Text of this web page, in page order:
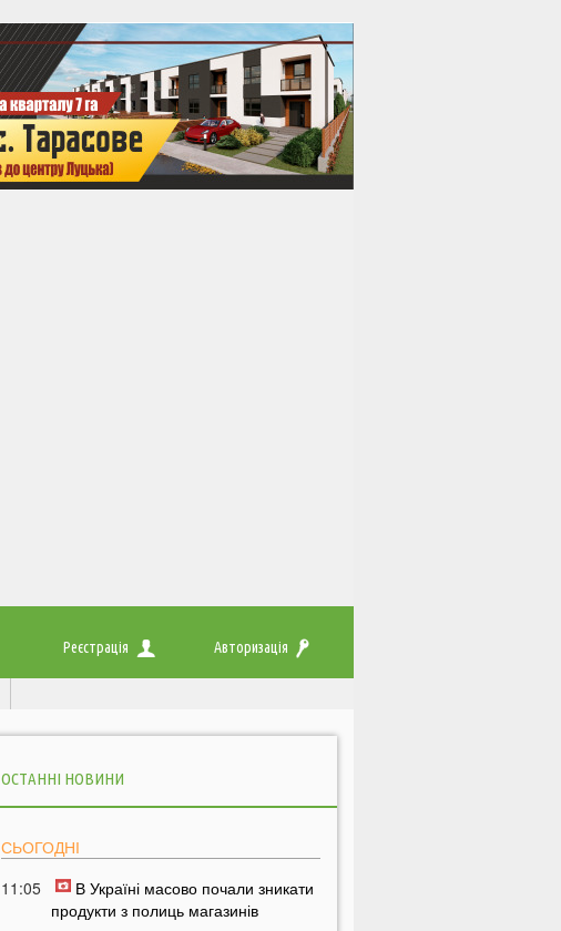
Реєстрація Авторизація
ОСТАННІ НОВИНИ
СЬОГОДНІ
11:05
В Україні масово почали зникати
продукти з полиць магазинів